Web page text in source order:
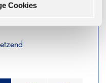
Cookies
Suprasil -